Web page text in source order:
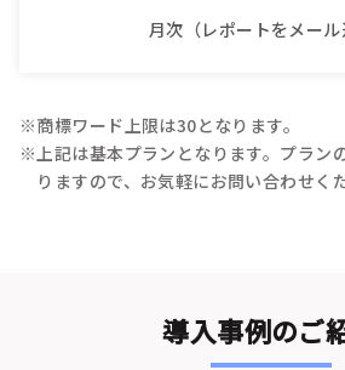
月次（レポートをメール
商標ワード上限は30となります。
上記は基本プランとなります。プラン
りますので、お気軽にお問い合わせく
導入事例のご